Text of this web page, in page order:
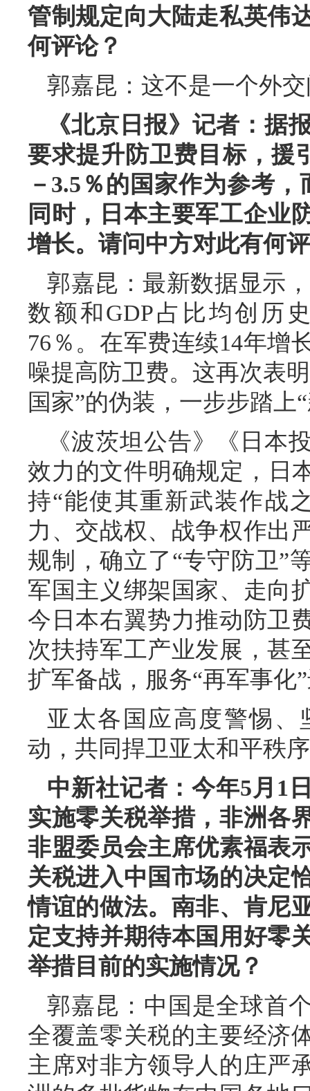
管制规定向大陆走私英伟
何评论？
郭嘉昆：这不是一个外
《北京日报》记者：据
要求提升防卫费目标，援
－3.5％的国家作为参考
同时，日本主要军工企业
增长。请问中方对此有何
郭嘉昆：最新数据显示
数额和GDP占比均创历
76％。在军费连续14年增
噪提高防卫费。这再次表
国家”的伪装，一步步踏上
《波茨坦公告》《日本
效力的文件明确规定，日
持“能使其重新武装作战
力、交战权、战争权作出
规制，确立了“专守防卫”
军国主义绑架国家、走向
今日本右翼势力推动防卫
次扶持军工产业发展，甚
扩军备战，服务“再军事化
亚太各国应高度警惕、
动，共同捍卫亚太和平秩
中新社记者：今年5月1
实施零关税举措，非洲各
非盟委员会主席优素福表
关税进入中国市场的决定
情谊的做法。南非、肯尼
定支持并期待本国用好零
举措目前的实施情况？
郭嘉昆：中国是全球首
全覆盖零关税的主要经济
主席对非方领导人的庄严